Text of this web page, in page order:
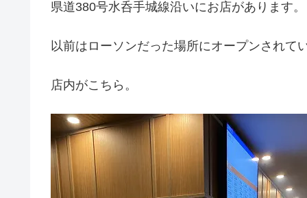
県道380号水呑手城線沿いにお店があります。
以前はローソンだった場所にオープンされて
店内がこちら。